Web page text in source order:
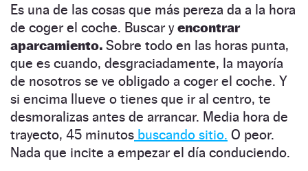
Es una de las cosas que más pereza da a la hora
de coger el coche. Buscar yencontrar
aparcamiento. Sobre todo en las horas punta,
que es cuando, desgraciadamente, la mayoría
de nosotros se ve obligado a coger el coche. Y
si encima llueve o tienes que ir al centro, te
desmoralizas antes de arrancar. Media hora de
trayecto, 45 minutos buscando sitio. O peor.
Nada que incite a empezar el día conduciendo.